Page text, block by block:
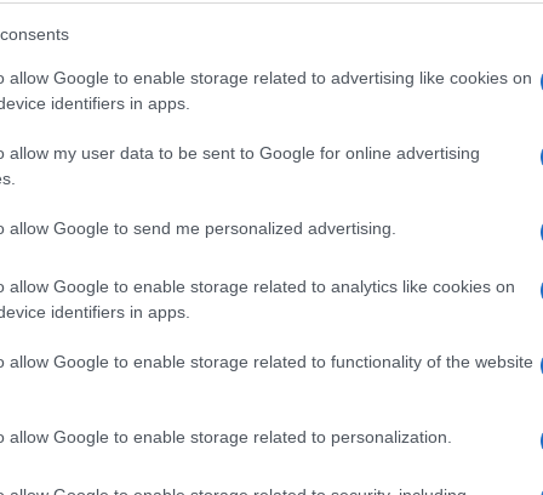
allow Google to enable storage related to advertising like cookies on
identifiers in apps.
allow my user data to be sent to Google for online advertising
allow Google to send me personalized advertising.
allow Google to enable storage related to analytics like cookies on
identifiers in apps.
allow Google to enable storage related to functionality of the website
allow Google to enable storage related to personalization.
-όπως αποδείχθηκε- ανήκε στον
«στραγγάλισε» τις απερχόμενες
βρήκε λύσεις στην επίθεση. Πρώτα με ένα
πίσω της την προσωπική της αντίπαλο, πήρε
με την
έβαλε τη «σφραγίδα» της στην τελική
3